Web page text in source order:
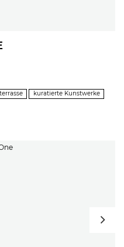
kuratierte Kunstwerke